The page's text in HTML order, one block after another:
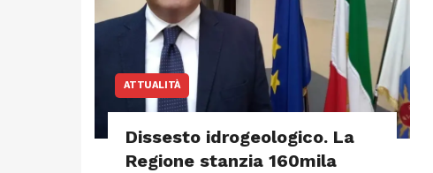
ATTUALITÀ
Dissesto idrogeologico. La
Regione stanzia 160mila